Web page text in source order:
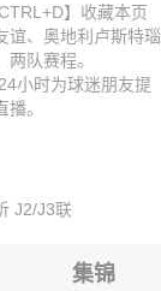
瑙VS阿劳
瑙VS阿劳
瑙VS阿劳
瑙VS阿劳
VS阿劳
】收藏本页
谊、奥地利卢斯特瑙
队赛程。
小时为球迷朋友提
。
J2/J3联
集锦